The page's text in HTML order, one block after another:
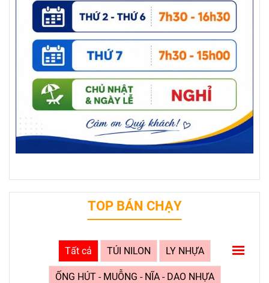
TOP BÁN CHẠY
Tất cả TÚI NILON LY NHỰA
ỐNG HÚT - MUỖNG - NĨA - DAO NHỰA